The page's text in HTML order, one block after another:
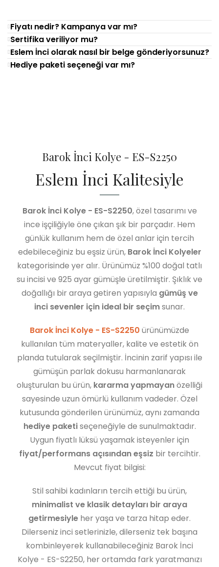
Fiyatı nedir? Kampanya var mı?
Sertifika veriliyor mu?
Eslem İnci olarak nasıl bir belge gönderiyorsunuz?
Hediye paketi seçeneği var mı?
Barok İnci Kolye - ES-S2250
Eslem İnci Kalitesiyle
Barok İnci Kolye - ES-S2250, özel tasarımı ve
ince işçiliğiyle öne çıkan şık bir parçadır. Hem
günlük kullanım hem de özel anlar için tercih
edebileceğiniz bu eşsiz ürün, Barok İnci Kolyeler
kategorisinde yer alır. Ürünümüz %100 doğal tatlı
su incisi ve 925 ayar gümüşle üretilmiştir. Şıklık ve
doğallığı bir araya getiren yapısıyla gümüş ve
inci sevenler için ideal bir seçimsunar.
Barok İnci Kolye - ES-S2250 ürünümüzde
kullanılan tüm materyaller, kalite ve estetik ön
planda tutularak seçilmiştir. İncinin zarif yapısı ile
gümüşün parlak dokusu harmanlanarak
oluşturulan bu ürün, kararma yapmayanözelliği
sayesinde uzun ömürlü kullanım vadeder. Özel
kutusunda gönderilen ürünümüz, aynı zamanda
hediye paketiseçeneğiyle de sunulmaktadır.
Uygun fiyatlı lüksü yaşamak isteyenler için
fiyat/performans açısından eşsiz bir tercihtir.
Mevcut fiyat bilgisi:
Stil sahibi kadınların tercih ettiği bu ürün,
minimalist ve klasik detayları bir araya
getirmesiyle her yaşa ve tarza hitap eder.
Dilerseniz inci setlerinizle, dilerseniz tek başına
kombinleyerek kullanabileceğiniz Barok İnci
Kolye - ES-S2250, her ortamda fark yaratmanızı